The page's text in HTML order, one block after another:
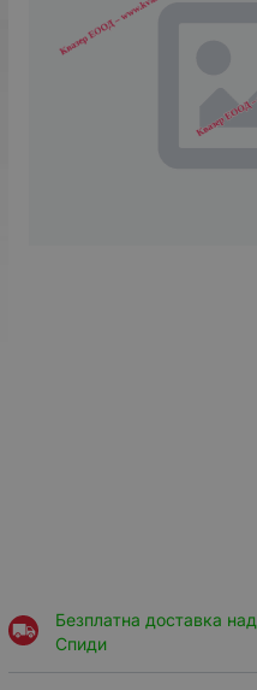
Безплатна доставка над
Спиди